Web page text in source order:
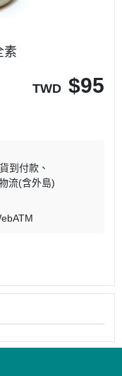
素
TWD $95
貨到付款
流(含外島)